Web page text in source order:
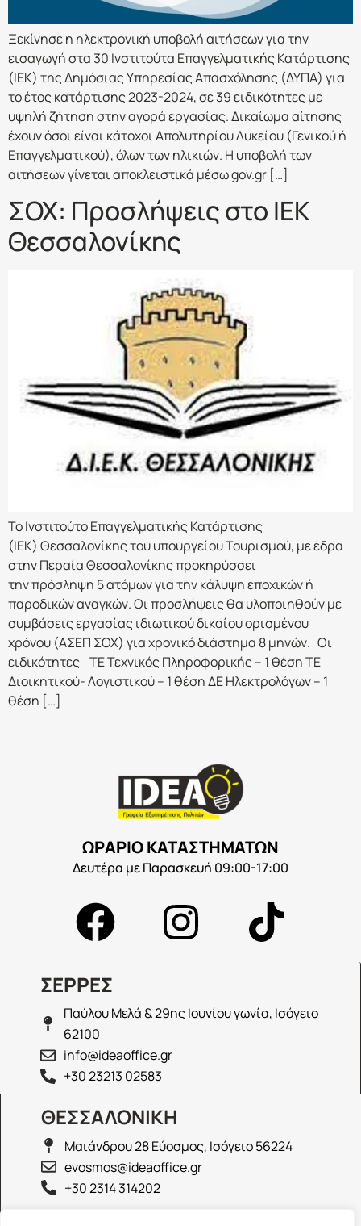
Ξεκίνησε η ηλεκτρονική υποβολή αιτήσεων για την
εισαγωγή στα 30 Ινστιτούτα Επαγγελματικής Κατάρτισης
(ΙΕΚ) της Δημόσιας Υπηρεσίας Απασχόλησης (ΔΥΠΑ) για
το έτος κατάρτισης 2023-2024, σε 39 ειδικότητες με
υψηλή ζήτηση στην αγορά εργασίας. Δικαίωμα αίτησης
έχουν όσοι είναι κάτοχοι Απολυτηρίου Λυκείου (Γενικού ή
Επαγγελματικού), όλων των ηλικιών. Η υποβολή των
αιτήσεων γίνεται αποκλειστικά μέσω gov.gr […]
ΣΟΧ: Προσλήψεις στο ΙΕΚ
Θεσσαλονίκης
Το Ινστιτούτο Επαγγελματικής Κατάρτισης
(ΙΕΚ) Θεσσαλονίκης του υπουργείου Τουρισμού, με έδρα
στην Περαία Θεσσαλονίκης προκηρύσσει
την πρόσληψη 5 ατόμων για την κάλυψη εποχικών ή
παροδικών αναγκών. Οι προσλήψεις θα υλοποιηθούν με
συμβάσεις εργασίας ιδιωτικού δικαίου ορισμένου
χρόνου (ΑΣΕΠ ΣΟΧ) για χρονικό διάστημα 8 μηνών. Οι
ειδικότητες ΤΕ Τεχνικός Πληροφορικής – 1 θέση ΤΕ
Διοικητικού- Λογιστικού – 1 θέση ΔΕ Ηλεκτρολόγων – 1
θέση […]
ΩΡΑΡΙΟ ΚΑΤΑΣΤΗΜΑΤΩΝ
Δευτέρα με Παρασκευή 09:00-17:00
ΣΕΡΡΕΣ
Παύλου Μελά & 29ης Ιουνίου γωνία, Ισόγειο
62100
info@ideaoffice.gr
+30 23213 02583
ΘΕΣΣΑΛΟΝΙΚΗ
Μαιάνδρου 28 Εύοσμος, Ισόγειο 56224
evosmos@ideaoffice.gr
+30 2314 314202